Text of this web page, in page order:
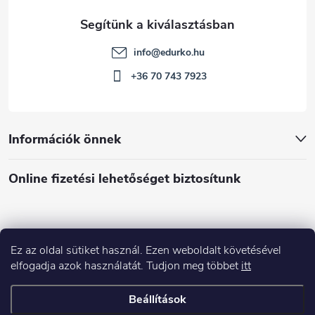
Ez az oldal sütiket használ. Ezen weboldalt követésével
elfogadja azok használatát. Tudjon meg többet itt
Beállítások
Információk önnek
Online fizetési lehetőséget biztosítunk
Á
r
u
info@edurko.hu
+36 70 743 7923